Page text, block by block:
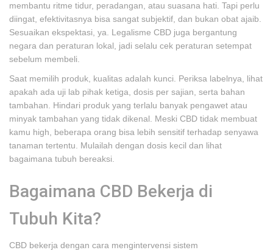
membantu ritme tidur, peradangan, atau suasana hati. Tapi perlu
diingat, efektivitasnya bisa sangat subjektif, dan bukan obat ajaib.
Sesuaikan ekspektasi, ya. Legalisme CBD juga bergantung
negara dan peraturan lokal, jadi selalu cek peraturan setempat
sebelum membeli.
Saat memilih produk, kualitas adalah kunci. Periksa labelnya, lihat
apakah ada uji lab pihak ketiga, dosis per sajian, serta bahan
tambahan. Hindari produk yang terlalu banyak pengawet atau
minyak tambahan yang tidak dikenal. Meski CBD tidak membuat
kamu high, beberapa orang bisa lebih sensitif terhadap senyawa
tanaman tertentu. Mulailah dengan dosis kecil dan lihat
bagaimana tubuh bereaksi.
Bagaimana CBD Bekerja di
Tubuh Kita?
CBD bekerja dengan cara mengintervensi sistem